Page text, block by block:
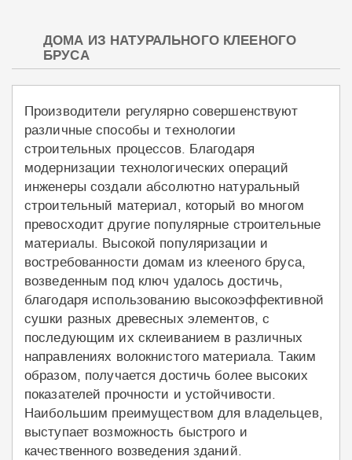
ДОМА ИЗ НАТУРАЛЬНОГО КЛЕЕНОГО
БРУСА
Производители регулярно совершенствуют
различные способы и технологии
строительных процессов. Благодаря
модернизации технологических операций
инженеры создали абсолютно натуральный
строительный материал, который во многом
превосходит другие популярные строительные
материалы. Высокой популяризации и
востребованности домам из клееного бруса,
возведенным под ключ удалось достичь,
благодаря использованию высокоэффективной
сушки разных древесных элементов, с
последующим их склеиванием в различных
направлениях волокнистого материала. Таким
образом, получается достичь более высоких
показателей прочности и устойчивости.
Наибольшим преимуществом для владельцев,
выступает возможность быстрого и
качественного возведения зданий.